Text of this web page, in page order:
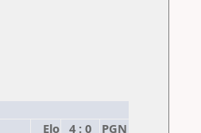
Elo 4 : 0
PGN